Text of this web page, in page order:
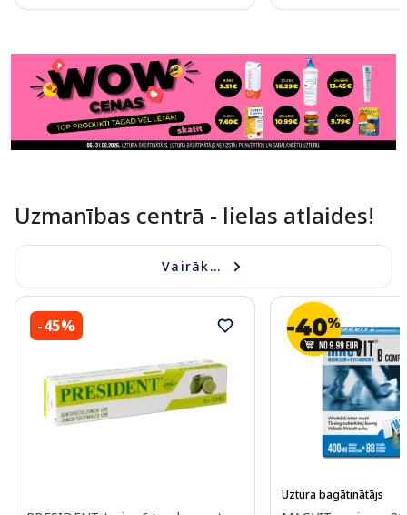
Uzmanības centrā - lielas atlaides!
Vairāk...
-45%
Uztura bagātinātājs